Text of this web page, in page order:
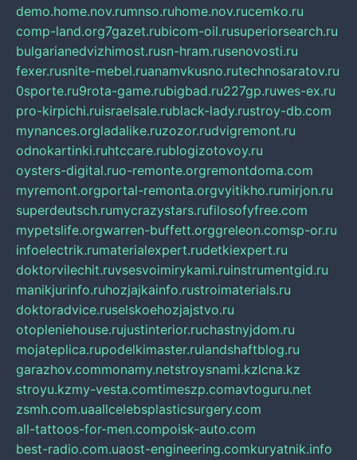
demo.home.nov.rumnso.ruhome.nov.rucemko.ru
comp-land.org7gazet.rubicom-oil.rusuperiorsearch.ru
bulgarianedvizhimost.rusn-hram.rusenovosti.ru
fexer.rusnite-mebel.ruanamvkusno.rutechnosaratov.ru
0sporte.ru9rota-game.rubigbad.ru227gp.ruwes-ex.ru
pro-kirpichi.ruisraelsale.rublack-lady.rustroy-db.com
mynances.orgladalike.ruzozor.rudvigremont.ru
odnokartinki.ruhtccare.rublogizotovoy.ru
oysters-digital.ruo-remonte.orgremontdoma.com
myremont.orgportal-remonta.orgvyitikho.rumirjon.ru
superdeutsch.rumycrazystars.rufilosofyfree.com
mypetslife.orgwarren-buffett.orggreleon.comsp-or.ru
infoelectrik.rumaterialexpert.rudetkiexpert.ru
doktorvilechit.ruvsesvoimirykami.ruinstrumentgid.ru
manikjurinfo.ruhozjajkainfo.rustroimaterials.ru
doktoradvice.ruselskoehozjajstvo.ru
otopleniehouse.rujustinterior.ruchastnyjdom.ru
mojateplica.rupodelkimaster.rulandshaftblog.ru
garazhov.commonamy.netstroysnami.kzlcna.kz
stroyu.kzmy-vesta.comtimeszp.comavtoguru.net
zsmh.com.uaallcelebsplasticsurgery.com
all-tattoos-for-men.compoisk-auto.com
best-radio.com.uaost-engineering.comkuryatnik.info